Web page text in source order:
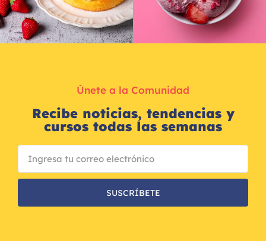
Únete a la Comunidad
Recibe noticias, tendencias y
cursos todas las semanas
SUSCRÍBETE